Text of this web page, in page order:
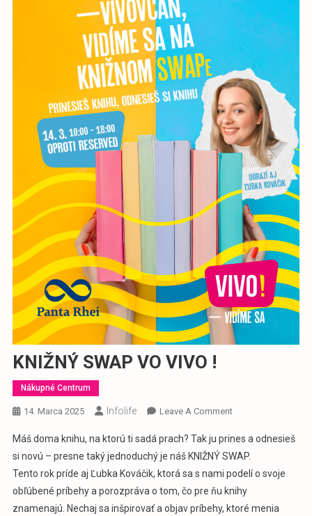
KNIŽNÝ SWAP VO VIVO !
Nákupné Centrum
14. Marca 2025 Infolife Leave A CommentOn
SWAP
VO
VIVO
!
Máš doma knihu, na ktorú ti sadá prach? Tak ju prines a odnesieš
si novú – presne taký jednoduchý je náš KNIŽNÝ SWAP.
Tento rok príde aj Ľubka Kováčik, ktorá sa s nami podelí o svoje
obľúbené príbehy a porozpráva o tom, čo pre ňu knihy
znamenajú. Nechaj sa inšpirovať a objav príbehy, ktoré menia